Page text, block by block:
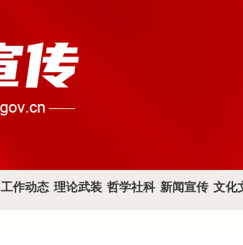
工作动态 理论武装 哲学社科 新闻宣传 文化